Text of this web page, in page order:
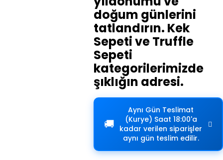
doğum günlerini
tatlandırın. Kek
Sepeti ve Truffle
Sepeti
kategorilerimizde
şıklığın adresi.
🚚
Aynı Gün Teslimat
(Kurye) Saat 18:00'a
kadar verilen siparişler
aynı gün teslim edilir.